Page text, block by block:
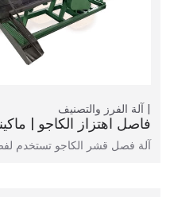
آلة الفرز والتصنيف
فاصل اهتزاز الكاجو |
آلة فصل قشر الكاجو تستخدم